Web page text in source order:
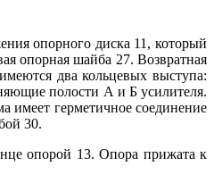
опорного диска 11, который
опорная шайба 27. Возвратная
два кольцевых выступа:
полости А и Б усилителя.
имеет герметичное соединение
30.
опорой 13. Опора прижата к